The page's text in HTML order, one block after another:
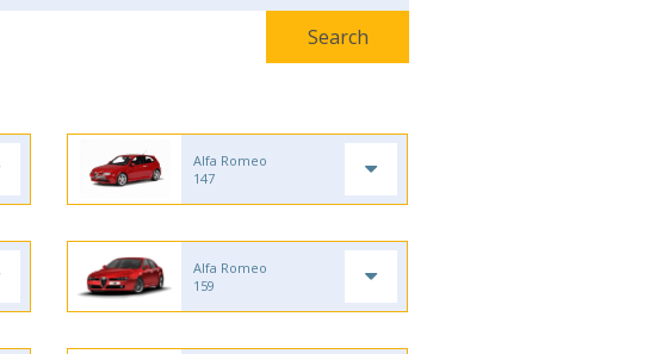
Alfa Romeo
147
Alfa Romeo
159